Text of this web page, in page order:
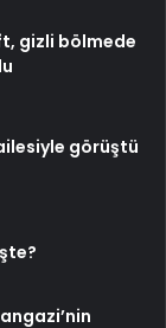
gizli bölmede
görüştü